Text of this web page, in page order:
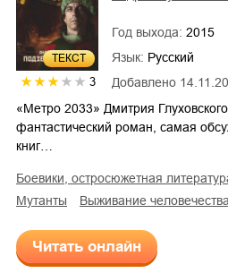
ТЕКСТ
3 Добавлено
Год выхода: 2015
Язык: Русский
«Метро 2033» Дмитрия
фантастический роман, самая
книг…
боевики, остросюжетная
мутанты
выживание человечества
Читать онлайн